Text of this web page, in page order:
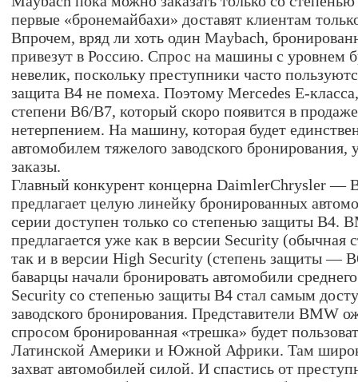
первые «бронемайбахи» доставят клиентам
Впрочем, вряд ли хоть один Maybach,
привезут в Россию. Спрос на машины с уровнем
невелик, поскольку преступники часто
защита B4 не помеха. Поэтому Mercedes E-
степени B6/B7, который cкоро появится в
нетерпением. На машину, которая будет
автомобилем тяжелого заводского
заказы.
Главный конкурент концерна DaimlerChrysler —
предлагает целую линейку бронированных
серии доступен только со степенью защиты B4.
предлагается уже как в версии Security (обычная
так и в версии High Security (степень защиты —
баварцы начали бронировать автомобили
Security со степенью защиты B4 стал самым
заводского бронирования. Представители BMW
спросом бронированная «трешка» будет
Латинской Америки и Южной Африки. Там
захват автомобилей силой. И спастись от